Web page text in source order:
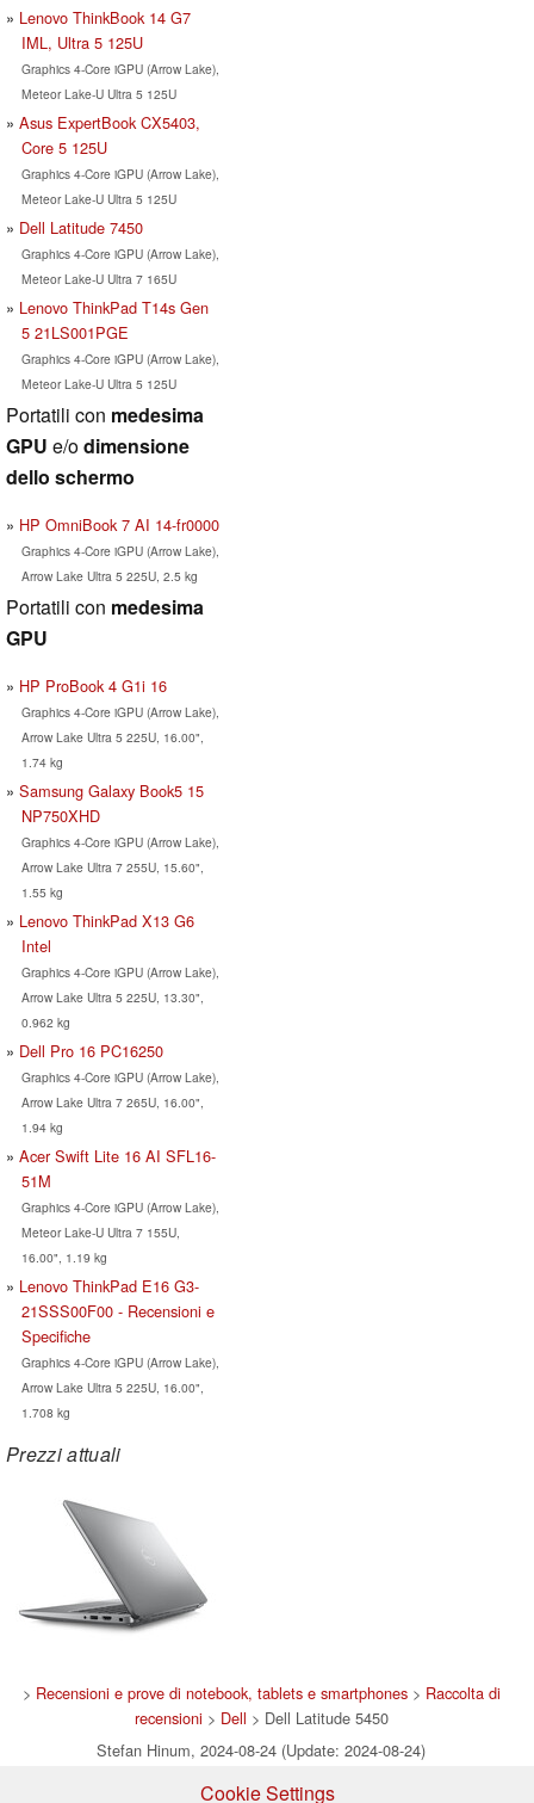
Lenovo ThinkBook 14 G7
IML, Ultra 5 125U
Graphics 4-Core iGPU (Arrow Lake),
Meteor Lake-U Ultra 5 125U
Asus ExpertBook CX5403,
Core 5 125U
Graphics 4-Core iGPU (Arrow Lake),
Meteor Lake-U Ultra 5 125U
Dell Latitude 7450
Graphics 4-Core iGPU (Arrow Lake),
Meteor Lake-U Ultra 7 165U
Lenovo ThinkPad T14s Gen
5 21LS001PGE
Graphics 4-Core iGPU (Arrow Lake),
Meteor Lake-U Ultra 5 125U
Portatili con medesima
GPU e/odimensione
dello schermo
HP OmniBook 7 AI 14-fr0000
Graphics 4-Core iGPU (Arrow Lake),
Arrow Lake Ultra 5 225U, 2.5 kg
Portatili con medesima
GPU
HP ProBook 4 G1i 16
Graphics 4-Core iGPU (Arrow Lake),
Arrow Lake Ultra 5 225U, 16.00",
1.74 kg
Samsung Galaxy Book5 15
NP750XHD
Graphics 4-Core iGPU (Arrow Lake),
Arrow Lake Ultra 7 255U, 15.60",
1.55 kg
Lenovo ThinkPad X13 G6
Intel
Graphics 4-Core iGPU (Arrow Lake),
Arrow Lake Ultra 5 225U, 13.30",
0.962 kg
Dell Pro 16 PC16250
Graphics 4-Core iGPU (Arrow Lake),
Arrow Lake Ultra 7 265U, 16.00",
1.94 kg
Acer Swift Lite 16 AI SFL16-
51M
Graphics 4-Core iGPU (Arrow Lake),
Meteor Lake-U Ultra 7 155U,
16.00", 1.19 kg
Lenovo ThinkPad E16 G3-
21SSS00F00 - Recensioni e
Specifiche
Graphics 4-Core iGPU (Arrow Lake),
Arrow Lake Ultra 5 225U, 16.00",
1.708 kg
Prezzi attuali
> Recensioni e prove di notebook, tablets e smartphones> Raccolta di
recensioni > Dell > Dell Latitude 5450
Stefan Hinum, 2024-08-24 (Update: 2024-08-24)
Cookie Settings